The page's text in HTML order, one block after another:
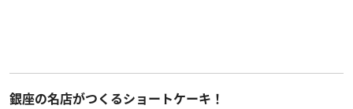
銀座の名店がつくるショートケーキ！